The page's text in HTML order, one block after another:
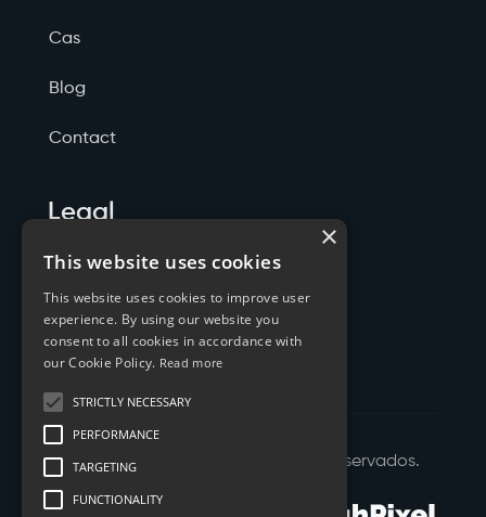
Cas
Blog
Contact
Legal
Termos de Serviço
Cookies
©2026XTYL - Todos os Direitos Reservados.
×
This website uses cookies
This website uses cookies to improve user
experience. By using our website you
consent to all cookies in accordance with
our Cookie Policy. Read more
STRICTLY NECESSARY
PERFORMANCE
TARGETING
FUNCTIONALITY